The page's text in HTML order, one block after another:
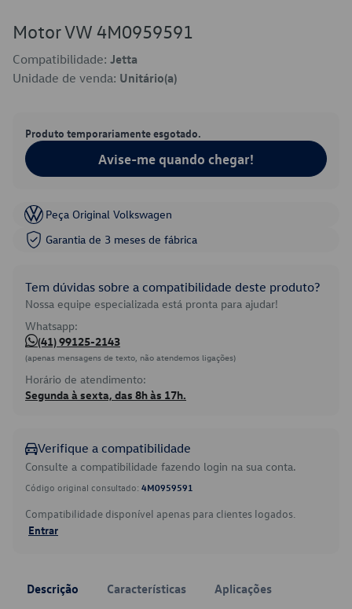
Motor VW 4M0959591
Compatibilidade: Jetta
Unidade de venda: Unitário(a)
Produto temporariamente esgotado.
Avise-me quando chegar!
Peça Original Volkswagen
Garantia de 3 meses de fábrica
Tem dúvidas sobre a compatibilidade deste produto?
Nossa equipe especializada está pronta para ajudar!
Whatsapp:
(41) 99125-2143
(apenas mensagens de texto, não atendemos ligações)
Horário de atendimento:
Segunda à sexta, das 8h às 17h.
Verifique a compatibilidade
Consulte a compatibilidade fazendo login na sua conta.
Código original consultado: 4M0959591
Compatibilidade disponível apenas para clientes logados.
Entrar
Descrição Características Aplicações